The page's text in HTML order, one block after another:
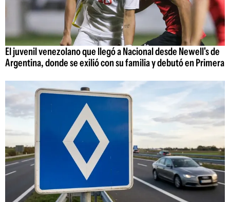
El juvenil venezolano que llegó a Nacional desde Newell's de
Argentina, donde se exilió con su familia y debutó en Primera